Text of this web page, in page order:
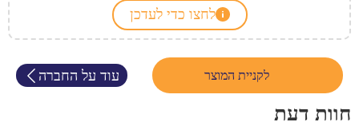
לחצו כדי לעדכן
לקניית המוצר עוד על החברה
חוות דעת